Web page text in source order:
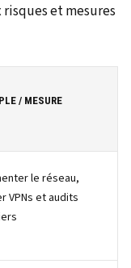
et mesures
/ MESURE
le réseau,
VPNs et audits